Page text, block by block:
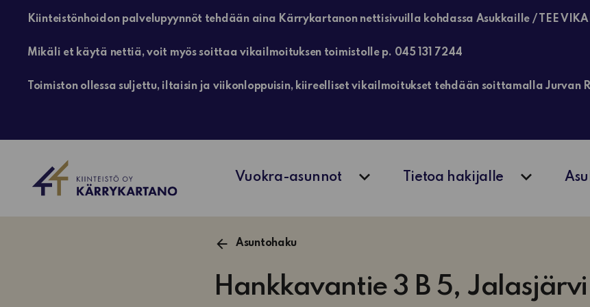
Kiinteistönhoidon palvelupyynnöt tehdään aina Kärrykartanon nettisivuilla kohdassa Asukkaille / TEE
Mikäli et käytä nettiä, voit myös soittaa vikailmoituksen toimistolle p. 045 131 7244
Toimiston ollessa suljettu, iltaisin ja viikonloppuisin, kiireelliset vikailmoitukset tehdään soittamalla Jurvan
Vuokra-asunnot
Tietoa hakijalle
Asuntohaku
Hankkavantie 3 B 5, Jalasjärvi